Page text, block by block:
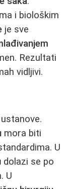
i biološkim
je sve
Rezultati
vidljivi.
mora biti
U
dolazi se po
U